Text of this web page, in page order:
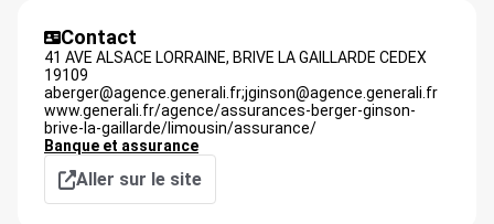
Contact
41 AVE ALSACE LORRAINE, BRIVE LA GAILLARDE CEDEX
19109
aberger@agence.generali.fr;jginson@agence.generali.fr
www.generali.fr/agence/assurances-berger-ginson-
brive-la-gaillarde/limousin/assurance/
Banque et assurance
Aller sur le site